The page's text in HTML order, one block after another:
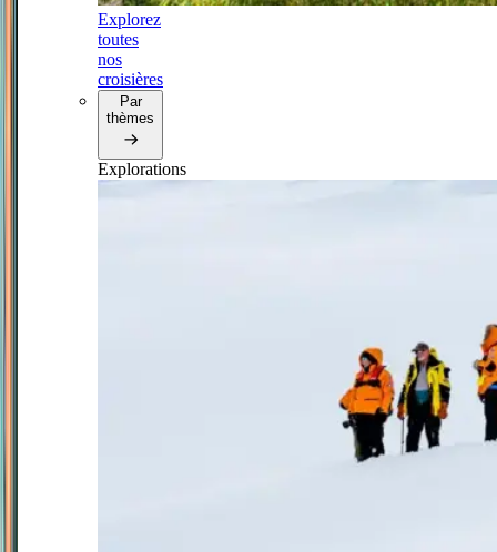
Explorez
toutes
nos
croisières
Par
thèmes
Explorations